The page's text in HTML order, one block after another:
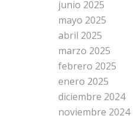
junio 2025
mayo 2025
abril 2025
marzo 2025
febrero 2025
enero 2025
diciembre 2024
noviembre 2024